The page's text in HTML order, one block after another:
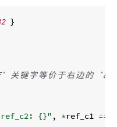
}
关键 字 等 价 于右边的 `&`
ref_c2: {}" , *ref_c1 ==